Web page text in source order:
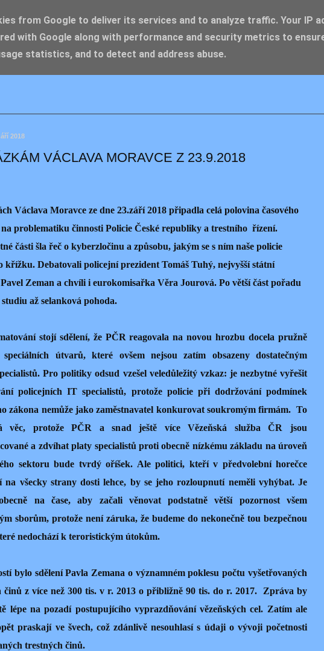
ZDENĚK
2018
VÁCLAVA MORAVCE Z 23.9.2018
Václava Moravce ze dne 23.září 2018 připadla celá polovina časového
problematiku činnosti Policie České republiky a trestního řízení.
části šla řeč o kyberzločinu a způsobu, jakým se s ním naše policie
křížku. Debatovali policejní prezident Tomáš Tuhý, nejvyšší státní
Pavel Zeman a chvíli i eurokomisařka Věra Jourová. Po větší část pořadu
až selanková pohoda.
stojí sdělení, že PČR reagovala na novou hrozbu docela pružně
speciálních útvarů, které ovšem nejsou zatím obsazeny dostatečným
Pro politiky odsud vzešel veledůležitý vzkaz: je nezbytné vyřešit
policejních IT specialistů, protože policie při dodržování podmínek
zákona nemůže jako zaměstnavatel konkurovat soukromým firmám. To
věc, protože PČR a snad ještě více Vězeňská služba ČR jsou
a zdvíhat platy specialistů proti obecně nízkému základu na úroveň
sektoru bude tvrdý oříšek. Ale politici, kteří v předvolební horečce
na všecky strany dosti lehce, by se jeho rozloupnutí neměli vyhýbat. Je
na čase, aby začali věnovat podstatně větší pozornost všem
sborům, protože není záruka, že budeme do nekonečně tou bezpečnou
nedochází k teroristickým útokům.
bylo sdělení Pavla Zemana o významném poklesu počtu vyšetřovaných
činů z více než 300 tis. v r. 2013 o přibližně 90 tis. do r. 2017.
Zpráva by
lépe na pozadí postupujícího vyprazdňování vězeňských cel. Zatím ale
praskají ve švech, což zdánlivě nesouhlasí s údaji o vývoji početnosti
trestných činů.
from Google to deliver its services and to analyze traffic. Your IP
with Google along with performance and security metrics to
statistics, and to detect and address abuse.